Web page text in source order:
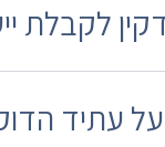
לקבלת
עתיד